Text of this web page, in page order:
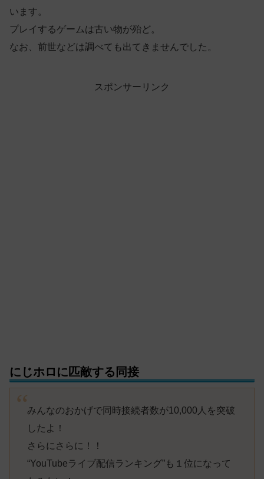
います。
プレイするゲームは古い物が殆ど。
なお、前世などは調べても出てきませんでした。
スポンサーリンク
にじホロに匹敵する同接
みんなのおかげで同時接続者数が10,000人を突破
したよ！
さらにさらに！！
“YouTubeライブ配信ランキング”も１位になって